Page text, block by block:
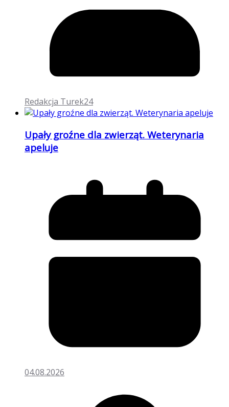
Redakcja Turek24
Upały groźne dla zwierząt. Weterynaria
apeluje
04.08.2026